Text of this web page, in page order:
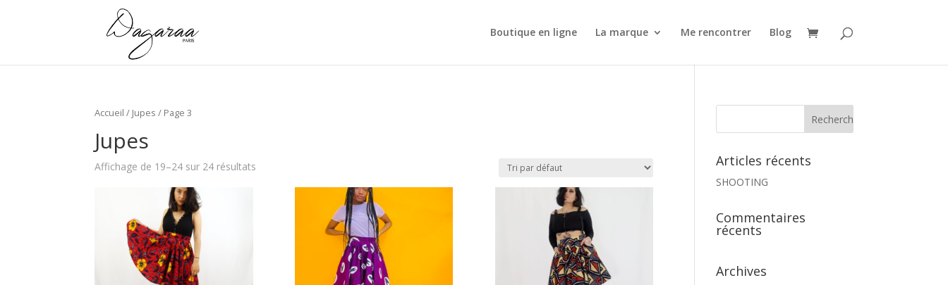
Boutique en ligne La marque Me rencontrer Blog
Accueil / Jupes / Page 3
Jupes
Affichage de 19–24 sur 24 résultats Articles récents
SHOOTING
Commentaires
récents
Archives